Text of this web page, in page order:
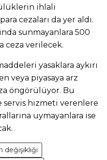
ihlali
cezaları da yer aldı.
sunmayanlara 500
ceza verilecek.
yasaklara aykırı
veya piyasaya arz
öngörülüyor. Bu
hizmeti verenlere
uymayanlara ise
değişikliği